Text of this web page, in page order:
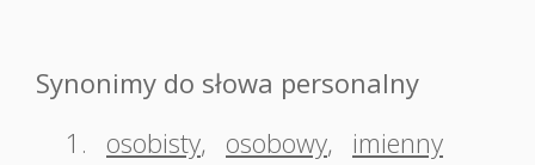
Synonimy do słowa personalny
1.
osobisty, osobowy, imienny